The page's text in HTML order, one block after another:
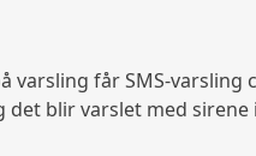
varsling får SMS-varsling
blir varslet med sirene